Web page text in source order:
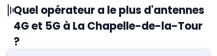
Quel opérateur a le plus d'antennes
4G et 5G à La Chapelle-de-la-Tour
?